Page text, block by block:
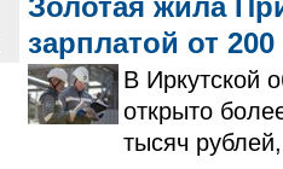
Золотая жила
зарплатой от
В Иркутской
открыто
тысяч